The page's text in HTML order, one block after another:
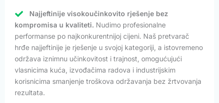
Najjeftinije visokoučinkovito rješenje bez
kompromisa u kvaliteti. Nudimo profesionalne
performanse po najkonkurentnijoj cijeni. Naš pretvarač
hrđe najjeftinije je rješenje u svojoj kategoriji, a istovremeno
održava iznimnu učinkovitost i trajnost, omogućujući
vlasnicima kuća, izvođačima radova i industrijskim
korisnicima smanjenje troškova održavanja bez žrtvovanja
rezultata.